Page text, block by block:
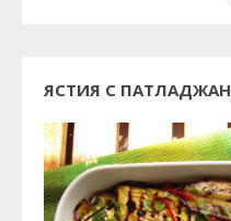
ЯСТИЯ С ПАТЛАДЖАН